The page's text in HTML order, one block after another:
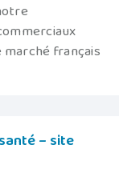
français
– site